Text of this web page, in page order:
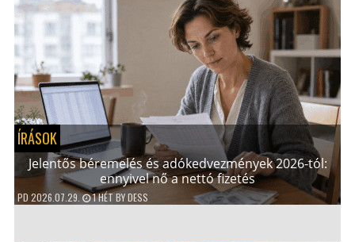
ÍRÁSOK
Jelentős béremelés és adókedvezmények 2026-tól:
ennyivel nő a nettó fizetés
PD2026.07.29. 1 HÉTBYDESS